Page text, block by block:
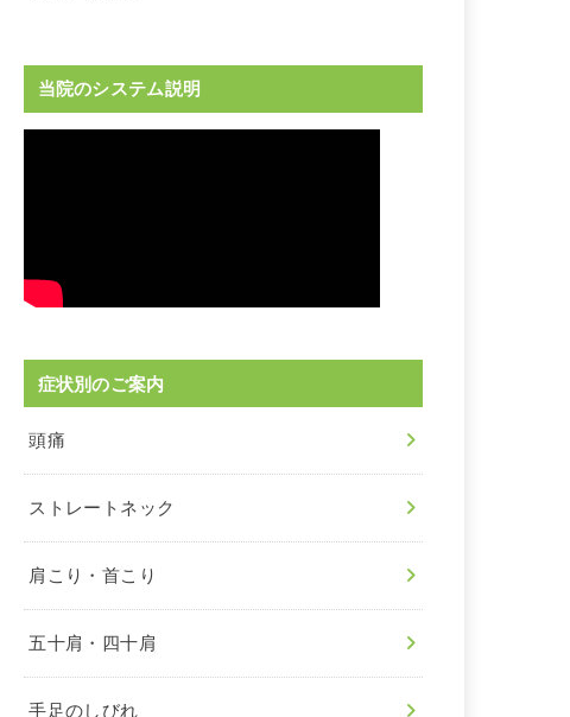
当院のシステム説明
症状別のご案内
頭痛
ストレートネック
肩こり・首こり
五十肩・四十肩
手足のしびれ